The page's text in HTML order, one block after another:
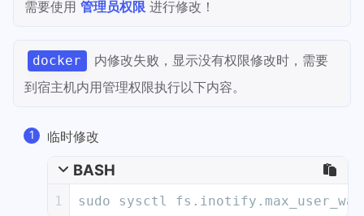
需要使用 管理员权限进行修改！
docker
内修改失败，显示没有权限修改时，需要
到宿主机内用管理权限执行以下内容。
临时修改
BASH
1 sudo sysctl